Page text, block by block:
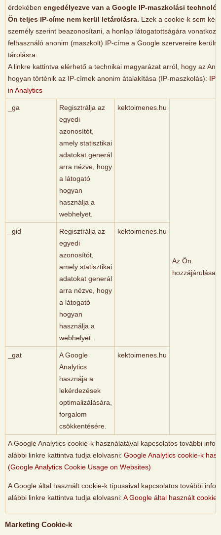
érdekében engedélyezve van a Google IP-maszkolási
Ön teljes IP-címe nem kerül letárolásra. Ezek a cookie-k sem
személy szerint beazonosítani, a honlap látogatottságára
felhasználó anonim (maszkolt) IP-címe a Google szervereire
tárolásra.
A linkre kattintva elérhető a technikai magyarázat arról, hogy az
hogyan történik az IP-címek anonim átalakítása (IP-maszkolás): IP
in Analytics
_ga
Regisztrálja az
egyedi
azonosítót,
amely statisztikai
adatokat generál
arra nézve, hogy
a látogató
hogyan
használja a
webhelyet.
kektoimenes.hu
Az Ön
hozzájárulása
_gid
Regisztrálja az
egyedi
azonosítót,
amely statisztikai
adatokat generál
arra nézve, hogy
a látogató
hogyan
használja a
webhelyet.
kektoimenes.hu
_gat
A Google
Analytics
hasznája a
lekérdezések
optimalizálására,
forgalom
csökkentésére.
kektoimenes.hu
A Google Analytics cookie-k használatával kapcsolatos további
alábbi linkre kattintva tudja elolvasni: Google Analytics cookie-k
(Google Analytics Cookie Usage on Websites)
A Google által használt cookie-k típusaival kapcsolatos további
alábbi linkre kattintva tudja elolvasni: A Google által használt
Marketing Cookie-k